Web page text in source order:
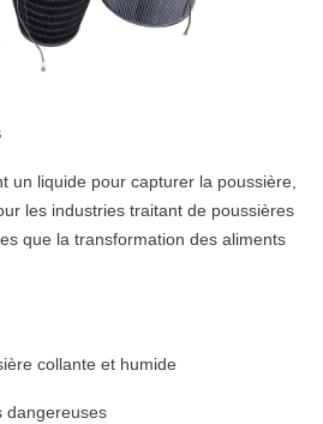
un liquide pour capturer la poussière,
les industries traitant de poussières
que la transformation des aliments
collante et humide
dangereuses